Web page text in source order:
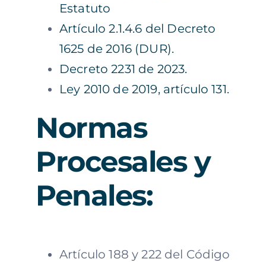
Estatuto
Artículo 2.1.4.6 del Decreto
1625 de 2016 (DUR).
Decreto 2231 de 2023.
Ley 2010 de 2019, artículo 131.
Normas
Procesales y
Penales:
Artículo 188 y 222 del Código